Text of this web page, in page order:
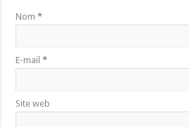
Nom*
E-mail*
Site web